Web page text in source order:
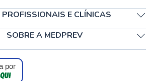
E CLÍNICAS
SOBRE A MEDPREV
por